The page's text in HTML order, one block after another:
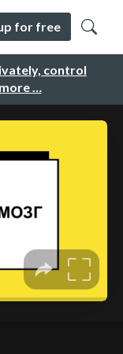
control
…
for free